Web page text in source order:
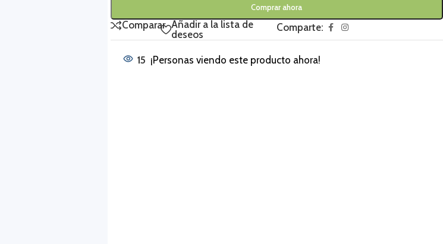
Comprar ahora
Comparar Añadir a la lista de
deseos
Comparte:
15 ¡Personas viendo este producto ahora!